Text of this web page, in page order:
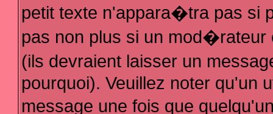
petit texte n'appara�tra pas si
pas non plus si un
(ils devraient laisser un
pourquoi). Veuillez noter qu'un
message une fois que